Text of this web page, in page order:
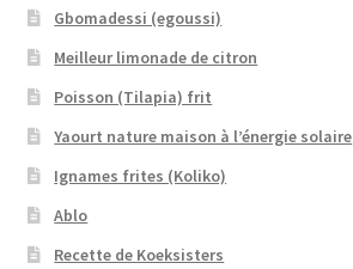
Gbomadessi (egoussi)
Meilleur limonade de citron
Poisson (Tilapia) frit
Yaourt nature maison à l’énergie solaire
Ignames frites (Koliko)
Ablo
Recette de Koeksisters